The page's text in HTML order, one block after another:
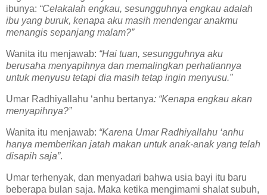
ibunya: “Celakalah engkau, sesungguhnya engkau adalah
ibu yang buruk, kenapa aku masih mendengar anakmu
menangis sepanjang malam?”
Wanita itu menjawab: “Hai tuan, sesungguhnya aku
berusaha menyapihnya dan memalingkan perhatiannya
untuk menyusu tetapi dia masih tetap ingin menyusu.”
Umar Radhiyallahu ‘anhu bertanya: “Kenapa engkau akan
menyapihnya?”
Wanita itu menjawab: “Karena Umar Radhiyallahu ‘anhu
hanya memberikan jatah makan untuk anak-anak yang telah
disapih saja”.
Umar terhenyak, dan menyadari bahwa usia bayi itu baru
beberapa bulan saja. Maka ketika mengimami shalat subuh,